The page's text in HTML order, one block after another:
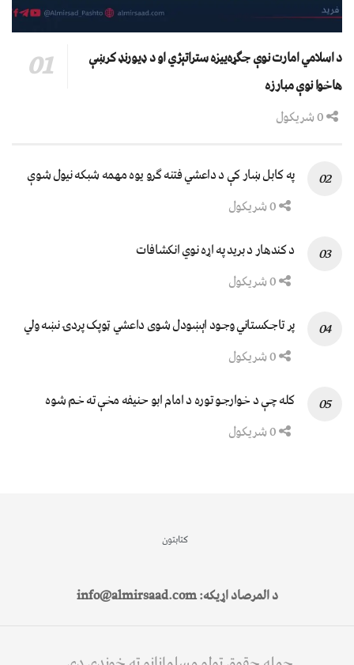
د اسلامي امارت نوې جګړه‌ییزه ستراتېژي او د ډیورنډ کرښې
هاخوا نوې مبارزه
په کابل ښار کې د داعشي فتنه ګرو يوه مهمه شبکه نيول شوې
د کندهار د برید په اړه نوي انکشافات
پر تاجکستاني وجود اېښودل شوی داعشي ټوپک پردۍ نښه ولي
کله چې د خوارجو توره د امام ابو حنیفه مخې ته خم شوه
کتابتون
د المرصاد اړیکه: info@almirsaad.com